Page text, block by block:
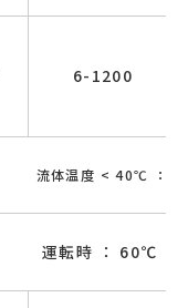
6-1200
流体温度 < 40℃ ：
運転時 ： 60℃